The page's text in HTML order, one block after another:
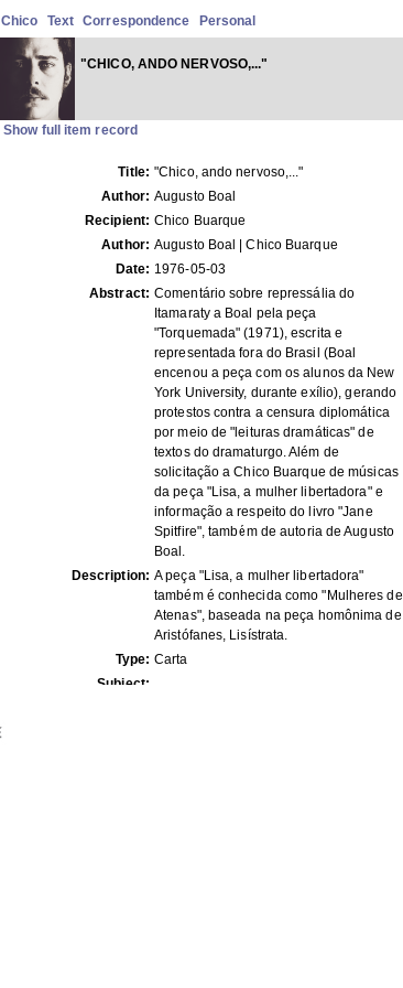
Chico Text Correspondence Personal
"CHICO, ANDO NERVOSO,..."
Show full item record
Title: "Chico, ando nervoso,..."
Author: Augusto Boal
Recipient: Chico Buarque
Author: Augusto Boal | Chico Buarque
Date: 1976-05-03
Abstract: Comentário sobre repressália do
Itamaraty a Boal pela peça
"Torquemada" (1971), escrita e
representada fora do Brasil (Boal
encenou a peça com os alunos da New
York University, durante exílio), gerando
protestos contra a censura diplomática
por meio de "leituras dramáticas" de
textos do dramaturgo. Além de
solicitação a Chico Buarque de músicas
da peça "Lisa, a mulher libertadora" e
informação a respeito do livro "Jane
Spitfire", também de autoria de Augusto
Boal.
Description: A peça "Lisa, a mulher libertadora"
também é conhecida como "Mulheres de
Atenas", baseada na peça homônima de
Aristófanes, Lisístrata.
Type: Carta
Subject: